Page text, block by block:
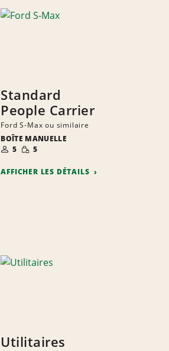
Standard
People Carrier
Ford S-Max ou similaire
BOÎTE MANUELLE
NOMBRE DE
PERSONNES
5 PETITE
QUANTITÉ
5
AFFICHER LES DÉTAILS
Utilitaires